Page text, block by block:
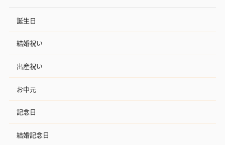
誕生日
結婚祝い
出産祝い
お中元
記念日
結婚記念日